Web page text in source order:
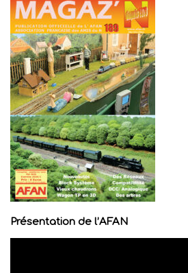
Présentation de l’AFAN